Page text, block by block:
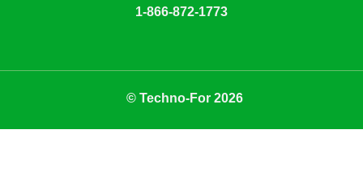
1-866-872-1773
© Techno-For 2026